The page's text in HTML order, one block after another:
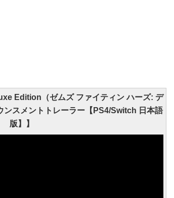
Edition（ゼムズ ファイティン ハーズ: デ
ンスメントトレーラー【PS4/Switch 日本語
版】】